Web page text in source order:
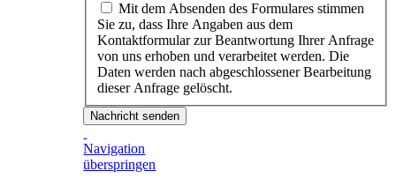
Mit dem Absenden des Formulares stimmen
Sie zu, dass Ihre Angaben aus dem
Kontaktformular zur Beantwortung Ihrer Anfrage
von uns erhoben und verarbeitet werden. Die
Daten werden nach abgeschlossener Bearbeitung
dieser Anfrage gelöscht.
Nachricht senden
Navigation
überspringen